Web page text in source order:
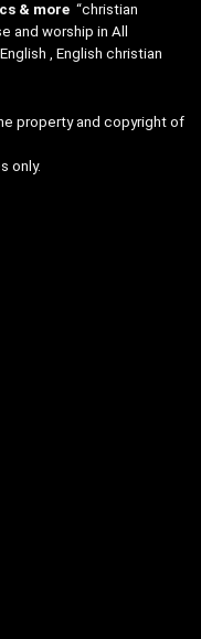
& more “christian
and worship in All
, English christian
property and copyright of
only.